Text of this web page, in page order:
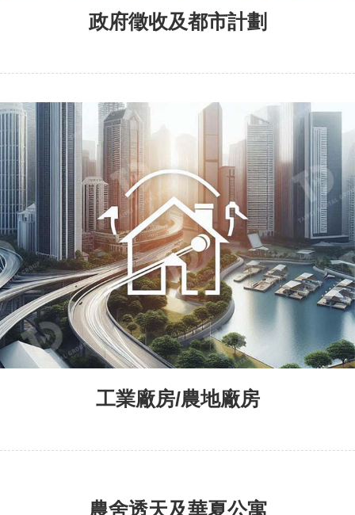
政府徵收及都市計劃
工業廠房/農地廠房
農舍透天及華夏公寓